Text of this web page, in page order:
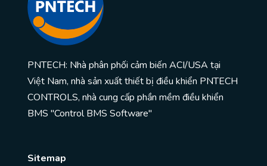
PNTECH: Nhà phân phối cảm biến ACI/USA tại
Việt Nam, nhà sản xuất thiết bị điều khiển PNTECH
CONTROLS, nhà cung cấp phần mềm điều khiển
BMS "Control BMS Software"
Sitemap